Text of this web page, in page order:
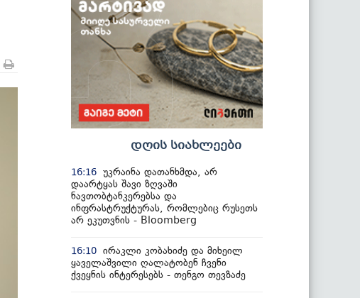
დღის სიახლეები
16:16 უკრაინა დათანხმდა, არ
დაარტყას შავი ზღვაში
ნავთობტანკერებსა და
ინფრასტრუქტურას, რომლებიც რუსეთს
არ ეკუთვნის - Bloomberg
16:10 ირაკლი კობახიძე და მიხეილ
ყაველაშვილი ღალატობენ ჩვენი
ქვეყნის ინტერესებს - თენგო თევზაძე